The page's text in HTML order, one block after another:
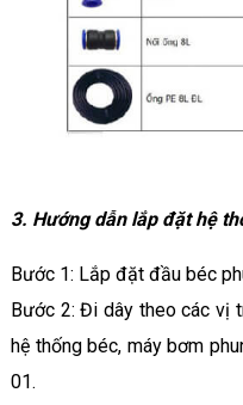
3. Hướng dẫn lắp đặt hệ
Bước 1: Lắp đặt đầu béc
Bước 2: Đi dây theo các vị
hệ thống béc, máy bơm
01.